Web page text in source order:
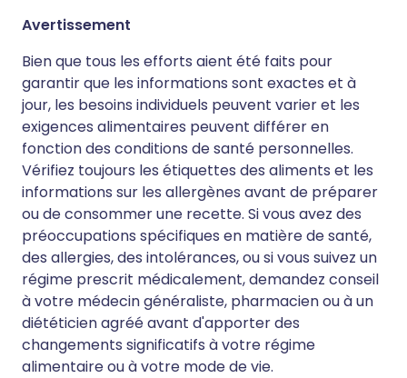
Avertissement
Bien que tous les efforts aient été faits pour
garantir que les informations sont exactes et à
jour, les besoins individuels peuvent varier et les
exigences alimentaires peuvent différer en
fonction des conditions de santé personnelles.
Vérifiez toujours les étiquettes des aliments et les
informations sur les allergènes avant de préparer
ou de consommer une recette. Si vous avez des
préoccupations spécifiques en matière de santé,
des allergies, des intolérances, ou si vous suivez un
régime prescrit médicalement, demandez conseil
à votre médecin généraliste, pharmacien ou à un
diététicien agréé avant d'apporter des
changements significatifs à votre régime
alimentaire ou à votre mode de vie.